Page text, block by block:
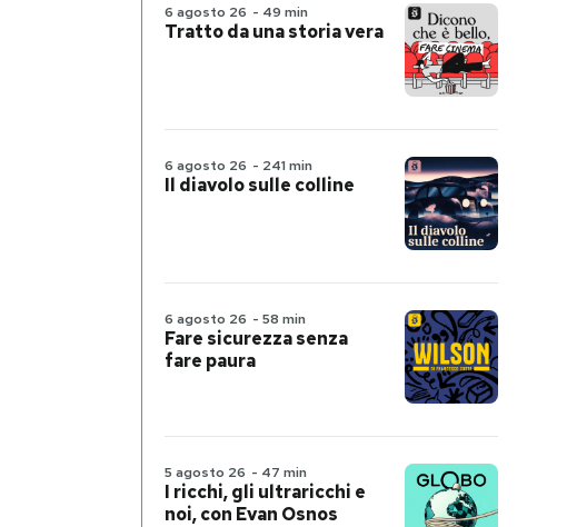
6 agosto 26 - 49 min
Tratto da una storia vera
6 agosto 26 - 241 min
Il diavolo sulle colline
6 agosto 26 - 58 min
Fare sicurezza senza
fare paura
5 agosto 26 - 47 min
I ricchi, gli ultraricchi e
noi, con Evan Osnos